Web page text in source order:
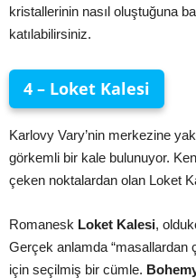
kristallerinin nasıl oluştuğuna
katılabilirsiniz.
4 – Loket Kalesi
Karlovy Vary’nin merkezine
görkemli bir kale bulunuyor.
çeken noktalardan olan Loket
Romanesk Loket Kalesi,
Gerçek anlamda “masallardan
için seçilmiş bir cümle.